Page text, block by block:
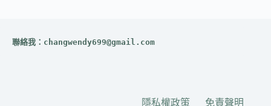
聯絡我： changwendy699@gmail.com
隱私權政策
免責聲明